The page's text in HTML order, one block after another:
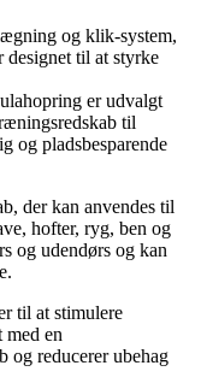
og klik-system,
designet til at styrke
er udvalgt
til
og pladsbesparende
der kan anvendes til
hofter, ryg, ben og
og udendørs og kan
til at stimulere
med en
og reducerer ubehag